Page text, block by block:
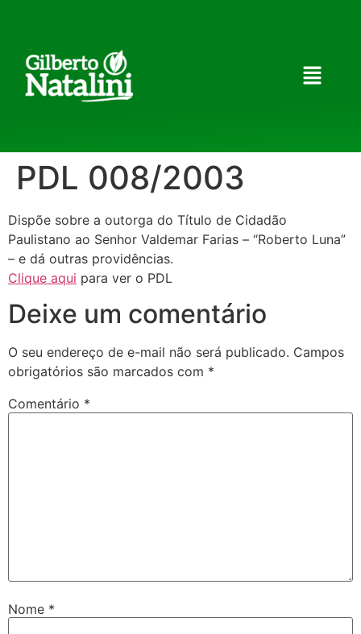
PDL 008/2003
Dispõe sobre a outorga do Título de Cidadão
Paulistano ao Senhor Valdemar Farias – “Roberto Luna”
– e dá outras providências.
Clique aqui para ver o PDL
Deixe um comentário
O seu endereço de e-mail não será publicado. Campos
obrigatórios são marcados com *
Comentário *
Nome *